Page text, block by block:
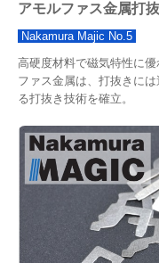
産学官連携
表彰・受賞履歴
ニュース(一覧)
採用情報
採用情報
社員インタビュー
アモルファス金属打抜
Nakamura Majic No.5
高硬度材料で磁気特性に
ファス金属は、打抜きに
る打抜き技術を確立。